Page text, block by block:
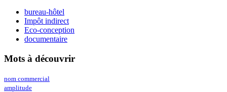
bureau-hôtel
Impôt indirect
Eco-conception
documentaire
Mots à découvrir
nom commercial
amplitude